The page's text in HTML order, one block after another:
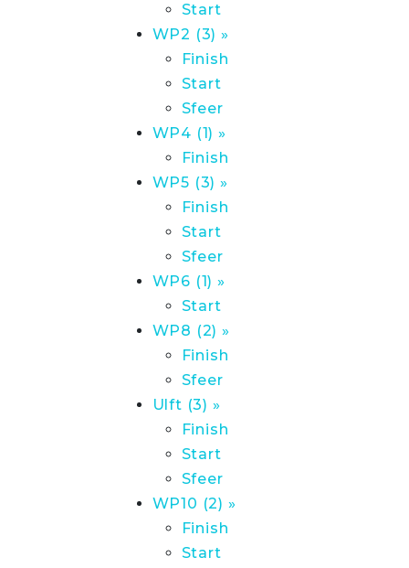
Start
WP2 (3) »
Finish
Start
Sfeer
WP4 (1) »
Finish
WP5 (3) »
Finish
Start
Sfeer
WP6 (1) »
Start
WP8 (2) »
Finish
Sfeer
Ulft (3) »
Finish
Start
Sfeer
WP10 (2) »
Finish
Start